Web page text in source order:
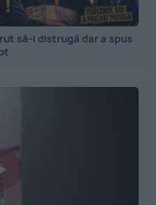
să-l distrugă dar a spus